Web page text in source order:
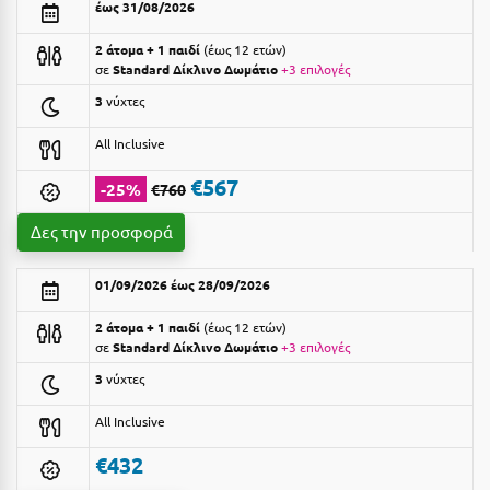
Αργολίδα
Αριδαία
Αρκαδία
Αρκίτσα
Αρτέμιδα
Αρχαία Ολυμπία
Αστυπάλαια
Βansko
Ξενοδοχεία 4 Αστέρων
Ξενοδοχεία 5 Αστέρων
Βίλες
Κρουαζιέρες
Ενοικιαζόμενα Δωμάτια
Διαμερίσματα
Studios
έως 31/08/2026
2 άτομα + 1 παιδί έως 12 ετών
σεStandard Δίκλινο Δωμάτιο+3 επιλογές
3 νύχτες
All Inclusive
-25% €760 €567
Δες την προσφορά
01/09/2026 έως 28/09/2026
2 άτομα + 1 παιδί έως 12 ετών
σεStandard Δίκλινο Δωμάτιο+3 επιλογές
3 νύχτες
All Inclusive
€432